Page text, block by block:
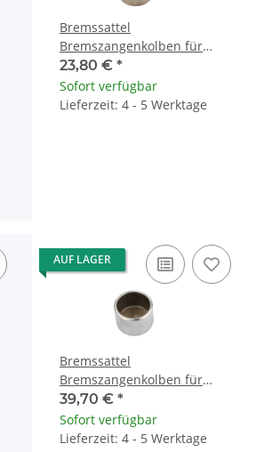
Bremssattel
Bremszangenkolben für
Honda GL 1500 Kawasaki Z
750 Suzuki 43048-1068
23,80 € *
Sofort verfügbar
Lieferzeit: 4 - 5 Werktage
AUF LAGER
Bremssattel
Bremszangenkolben für
Yamaha FJ 1200 FZ 750 FZR
1000 XVZ 1300 TRX850
39,70 € *
Sofort verfügbar
Lieferzeit: 4 - 5 Werktage